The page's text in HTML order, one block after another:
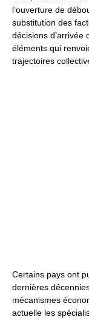
l’ouverture de
substitution des
décisions
éléments qui
trajectoires
Certains pays ont
dernières
mécanismes
actuelle les